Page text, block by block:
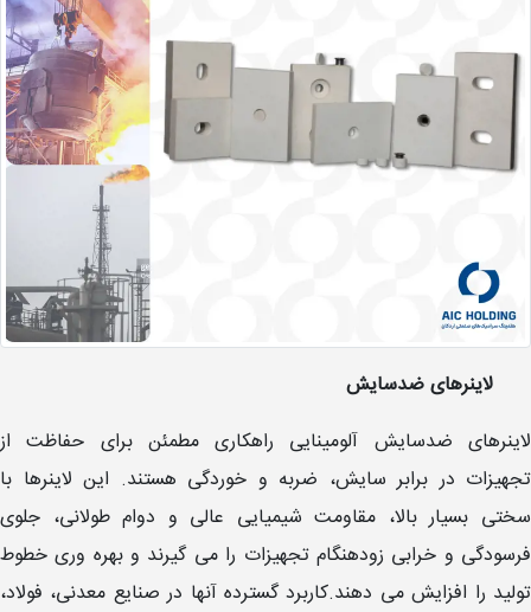
لاینرهای ضدسایش
لاینرهای ضدسایش آلومینایی راهکاری مطمئن برای حفاظت از
تجهیزات در برابر سایش، ضربه و خوردگی هستند. این لاینرها با
سختی بسیار بالا، مقاومت شیمیایی عالی و دوام طولانی، جلوی
فرسودگی و خرابی زودهنگام تجهیزات را می گیرند و بهره وری خطوط
تولید را افزایش می دهند.کاربرد گسترده آنها در صنایع معدنی، فولاد،